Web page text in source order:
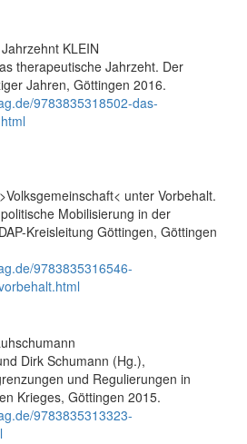
therapeutische Jahrzeht. Der
Jahren, Göttingen 2016.
9783835318502-das-
unter Vorbehalt.
Mobilisierung in der
Kreisleitung Göttingen, Göttingen
9783835316546-
Dirk Schumann (Hg.),
und Regulierungen in
Krieges, Göttingen 2015.
9783835313323-